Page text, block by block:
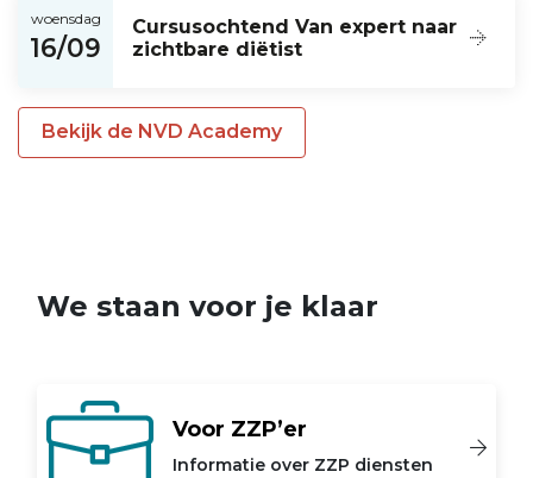
woensdag
16/09
Cursusochtend Van expert naar
zichtbare diëtist
Bekijk de NVD Academy
We staan voor je klaar
Voor ZZP’er
Informatie over ZZP diensten